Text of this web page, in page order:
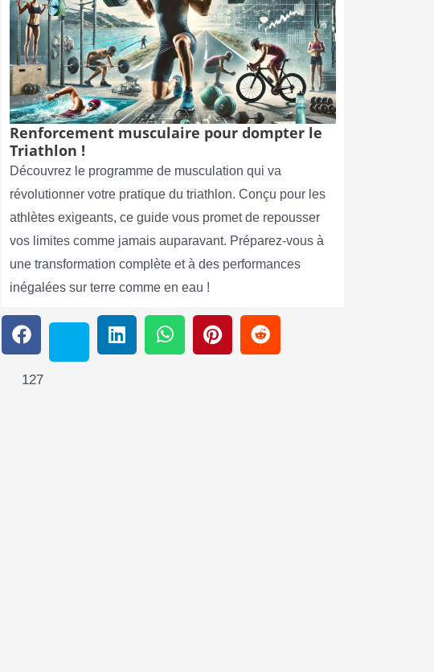
Renforcement musculaire pour dompter le
Triathlon !
Découvrez le programme de musculation qui va
révolutionner votre pratique du triathlon. Conçu pour les
athlètes exigeants, ce guide vous promet de repousser
vos limites comme jamais auparavant. Préparez-vous à
une transformation complète et à des performances
inégalées sur terre comme en eau !
127